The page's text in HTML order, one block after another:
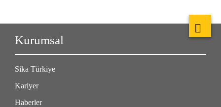
Kurumsal
Sika Türkiye
Kariyer
Haberler